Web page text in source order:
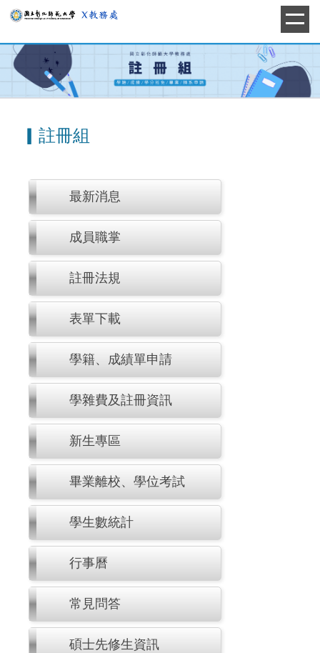
跳
到
要
內
區
▎註冊組
最新消息
成員職掌
註冊法規
表單下載
學籍、成績單申請
學雜費及註冊資訊
新生專區
畢業離校、學位考試
學生數統計
行事曆
常見問答
碩士先修生資訊